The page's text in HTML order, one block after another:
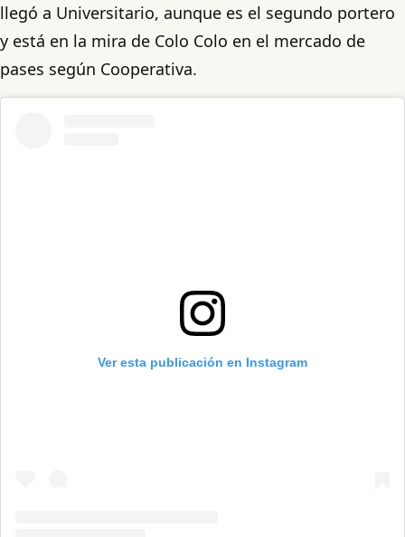
llegó a Universitario, aunque es el segundo portero
y está en la mira de Colo Colo en el mercado de
pases según Cooperativa.
Ver esta publicación en Instagram